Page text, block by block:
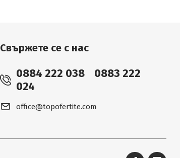
Свържете се с нас
0884 222 038
0883 222
024
office@topofertite.com